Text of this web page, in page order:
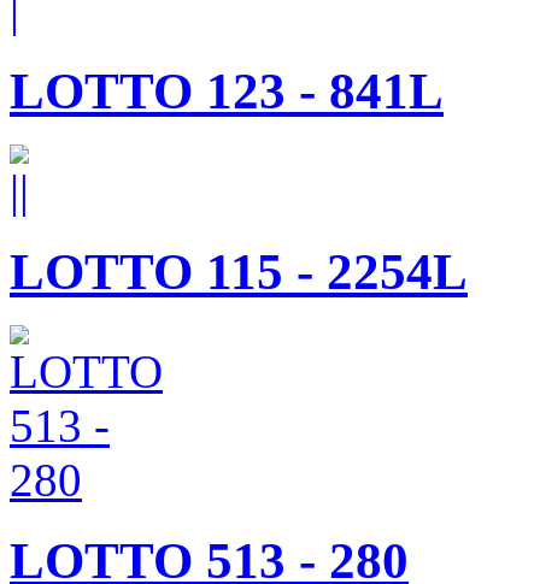
LOTTO 123 - 841L
LOTTO 115 - 2254L
LOTTO 513 - 280